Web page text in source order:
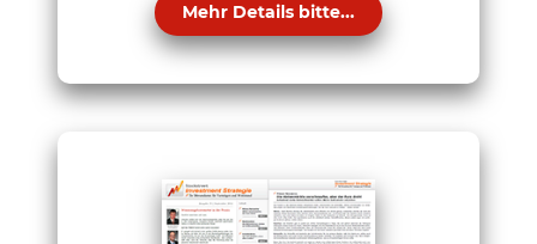
Mehr Details bitte...